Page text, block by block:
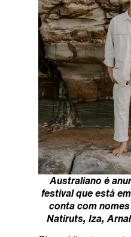
Australiano é
festival que está
conta com
Natiruts, Iza,